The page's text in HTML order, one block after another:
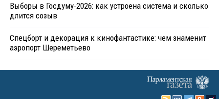
Выборы в Госдуму-2026: как устроена система и сколько
длится созыв
Спецборт и декорация к кинофантастике: чем знаменит
аэропорт Шереметьево